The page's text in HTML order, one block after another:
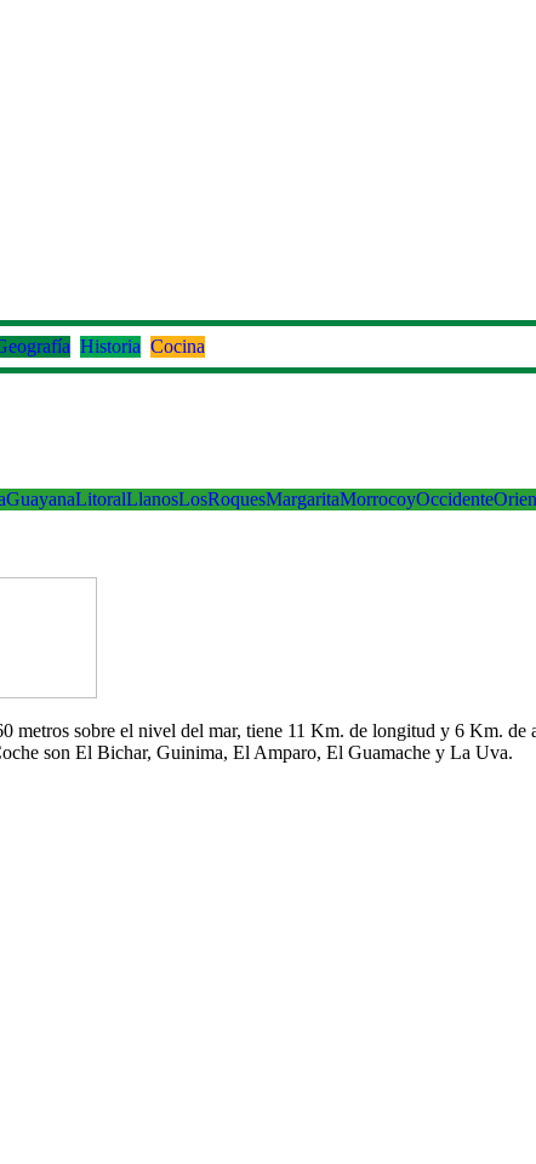
Historia Cocina
GuayanaLitoralLlanosLosRoquesMargaritaMorrocoyOccidente
metros sobre el nivel del mar, tiene 11 Km. de longitud y 6 Km.
son El Bichar, Guinima, El Amparo, El Guamache y La Uva.